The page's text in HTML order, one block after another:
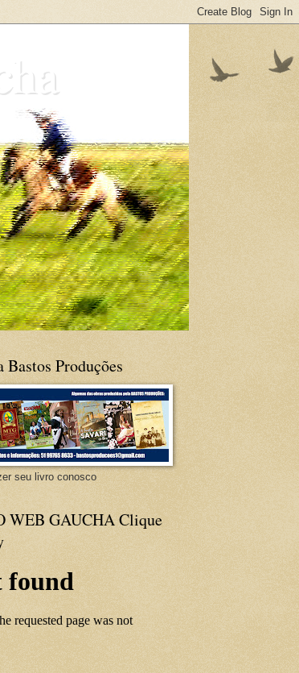
Bastos Produções
seu livro conosco
WEB GAUCHA Clique